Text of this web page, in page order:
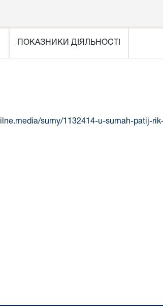
ПОКАЗНИКИ ДІЯЛЬНОСТІ
sumy/1132414-u-sumah-patij-